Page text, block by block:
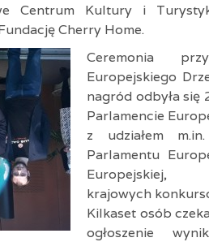
Centrum Kultury i
Cherry Home.
Ceremonia
Europejskiego
nagród odbyła się
Parlamencie
z udziałem
Parlamentu
Europejskiej,
krajowych
Kilkaset osób
ogłoszenie